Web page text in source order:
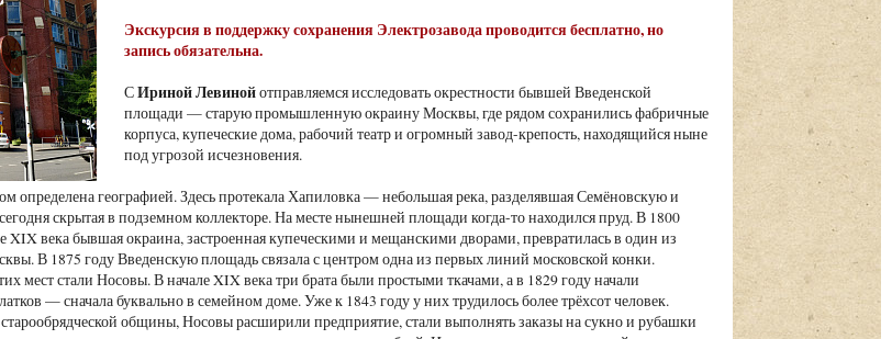
Экскурсия в поддержку сохранения Электрозавода проводится бесплатно, но
запись обязательна.
СИриной Левинойотправляемся исследовать окрестности бывшей Введенской
площади — старую промышленную окраину Москвы, где рядом сохранились фабричные
корпуса, купеческие дома, рабочий театр и огромный завод-крепость, находящийся ныне
под угрозой исчезновения.
определена географией. Здесь протекала Хапиловка — небольшая река, разделявшая Семёновскую и
скрытая в подземном коллекторе. На месте нынешней площади когда-то находился пруд. В 1800
XIX века бывшая окраина, застроенная купеческими и мещанскими дворами, превратилась в один из
В 1875 году Введенскую площадь связала с центром одна из первых линий московской конки.
мест стали Носовы. В начале XIX века три брата были простыми ткачами, а в 1829 году начали
— сначала буквально в семейном доме. Уже к 1843 году у них трудилось более трёхсот человек.
общины, Носовы расширили предприятие, стали выполнять заказы на сукно и рубашки